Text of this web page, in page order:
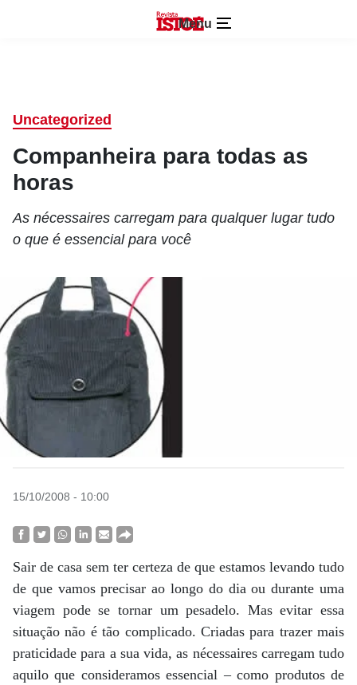
Menu
Uncategorized
Companheira para todas as
horas
As nécessaires carregam para qualquer lugar tudo
o que é essencial para você
15/10/2008 - 10:00
Sair de casa sem ter certeza de que estamos levando tudo
de que vamos precisar ao longo do dia ou durante uma
viagem pode se tornar um pesadelo. Mas evitar essa
situação não é tão complicado. Criadas para trazer mais
praticidade para a sua vida, as nécessaires carregam tudo
aquilo que consideramos essencial – como produtos de